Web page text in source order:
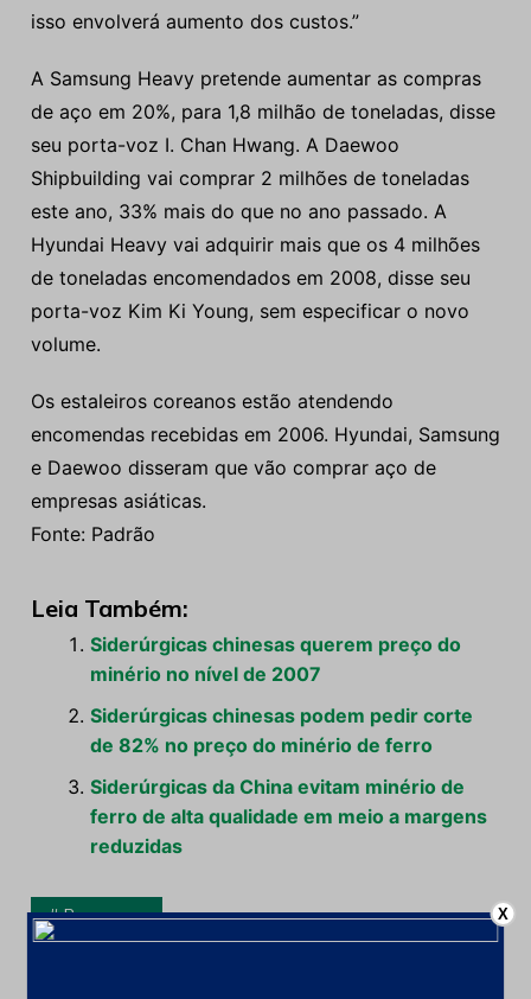
isso envolverá aumento dos custos.”
A Samsung Heavy pretende aumentar as compras
de aço em 20%, para 1,8 milhão de toneladas, disse
seu porta-voz I. Chan Hwang. A Daewoo
Shipbuilding vai comprar 2 milhões de toneladas
este ano, 33% mais do que no ano passado. A
Hyundai Heavy vai adquirir mais que os 4 milhões
de toneladas encomendados em 2008, disse seu
porta-voz Kim Ki Young, sem especificar o novo
volume.
Os estaleiros coreanos estão atendendo
encomendas recebidas em 2006. Hyundai, Samsung
e Daewoo disseram que vão comprar aço de
empresas asiáticas.
Fonte: Padrão
Leia Também:
Siderúrgicas chinesas querem preço do
minério no nível de 2007
Siderúrgicas chinesas podem pedir corte
de 82% no preço do minério de ferro
Siderúrgicas da China evitam minério de
ferro de alta qualidade em meio a margens
reduzidas
Processos X